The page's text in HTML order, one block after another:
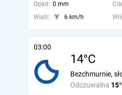
Opad: 0 mm
Wiatr:
6 km/h
03:00
14°C
Odczuwalna
Bezchmurnie,